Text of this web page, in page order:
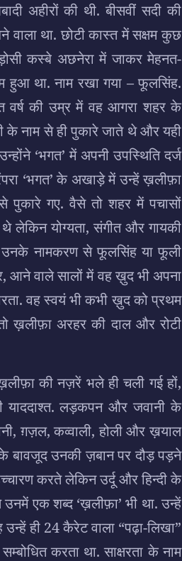
अहीरों की थी. बीसवीं सदी की
वाला था. छोटी कास्त में सक्षम कुछ
कस्बे अछनेरा में जाकर मेहनत-
हुआ था. नाम रखा गया – फूलसिंह.
वर्ष की उम्र में वह आगरा शहर के
के नाम से ही पुकारे जाते थे और यही
‘भगत’ में अपनी उपस्थिति दर्ज
‘भगत’ के अखाड़े में उन्हें ख़लीफ़ा
पुकारे गए. वैसे तो शहर में पचासों
योग्यता, संगीत और गायकी
नामकरण से फूलसिंह या फूली
आने वाले सालों में वह ख़ुद भी अपना
वह स्वयं भी कभी ख़ुद को प्रथम
ख़लीफ़ा अरहर की दाल और रोटी
की नज़रें भले ही चली गई हों,
याददाश्त. लड़कपन और जवानी के
ग़ज़ल, कव्वाली, होली और ख़याल
उनकी ज़बान पर दौड़ पड़ने
करते लेकिन उर्दू और हिन्दी के
एक शब्द ‘ख़लीफ़ा’ भी था. उन्हें
ही 24 कैरेट वाला “पढ़ा-लिखा”
करता था. साक्षरता के नाम